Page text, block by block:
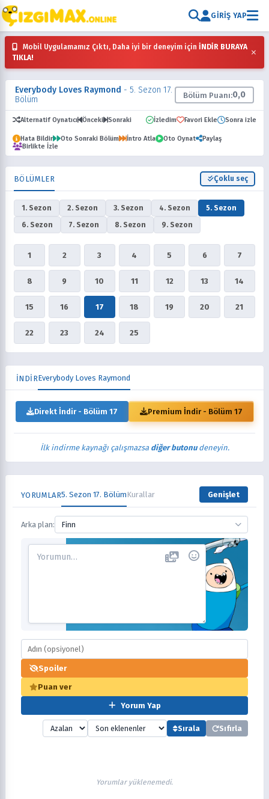
GIRIŞ YAP
Mobil Uygulamamız Çıktı, Daha iyi bir deneyim için İNDİR BURAYA
TIKLA!
×
Everybody Loves Raymond - 5. Sezon 17.
Bölüm
Bölüm Puanı:0,0
Alternatif Oynatıcı Önceki Sonraki İzledim Favori Ekle Sonra izle
Hata Bildir Oto Sonraki Bölüm İntro Atla Oto Oynat
Paylaş
Birlikte İzle
BÖLÜMLER Çoklu seç
1. Sezon 2. Sezon 3. Sezon 4. Sezon
5. Sezon
6. Sezon
7. Sezon 8. Sezon 9. Sezon
1 2 3 4 5 6 7
8 9 10 11 12 13 14
15 16 17 18 19 20 21
22 23 24 25
İNDİREverybody Loves Raymond
Direkt İndir - Bölüm 17 Premium İndir - Bölüm 17
İlk indirme kaynağı çalışmazsa diğer butonudeneyin.
YORUMLAR5. Sezon 17. BölümKurallar Genişlet
Arka plan: Finn
Spoiler
Puan ver
Yorum Yap
Sırala Sıfırla
Yorumlar yüklenemedi.